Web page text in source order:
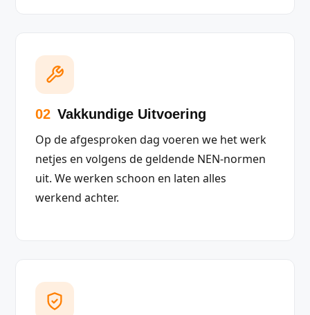
02 Vakkundige Uitvoering
Op de afgesproken dag voeren we het werk
netjes en volgens de geldende NEN-normen
uit. We werken schoon en laten alles
werkend achter.